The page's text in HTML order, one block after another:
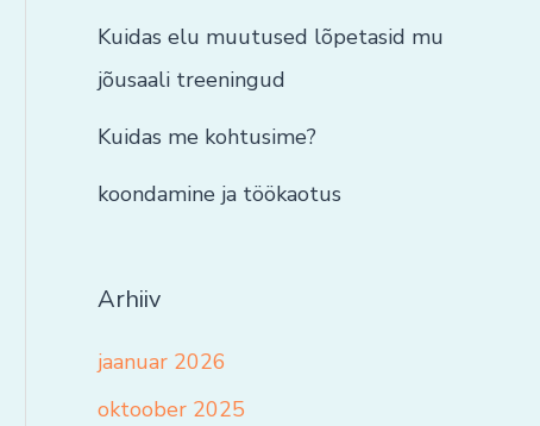
Kuidas elu muutused lõpetasid mu
jõusaali treeningud
Kuidas me kohtusime?
koondamine ja töökaotus
Arhiiv
jaanuar 2026
oktoober 2025